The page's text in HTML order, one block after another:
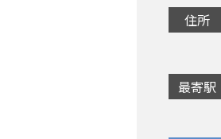
住所
最寄駅